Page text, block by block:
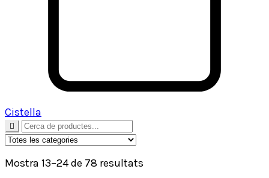
Cistella
Mostra 13–24 de 78 resultats